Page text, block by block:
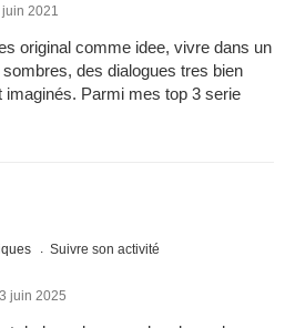
2021
original comme idee, vivre dans un
des dialogues tres bien
Parmi mes top 3 serie
Suivre son activité
juin 2025